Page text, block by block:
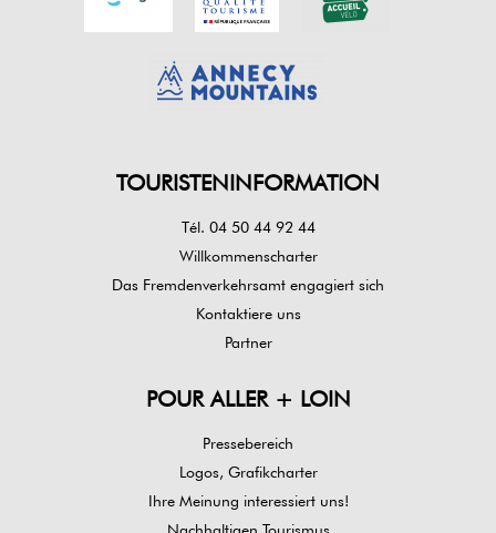
TOURISTENINFORMATION
Tél. 04 50 44 92 44
Willkommenscharter
Das Fremdenverkehrsamt engagiert sich
Kontaktiere uns
Partner
POUR ALLER + LOIN
Pressebereich
Logos, Grafikcharter
Ihre Meinung interessiert uns!
Nachhaltigen Tourismus